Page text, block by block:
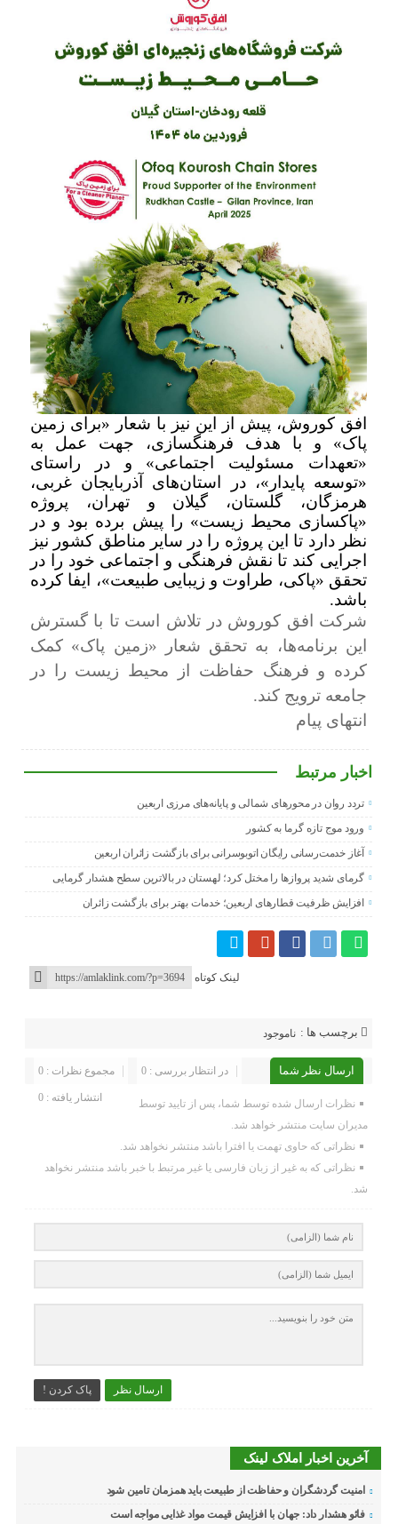
افق کوروش، پیش از این نیز با شعار «برای زمین
پاک» و
با هدف فرهنگسازی، جهت عمل
به
«تعهدات مسئولیت اجتماعی» و در راستای
«توسعه پایدار»، در استان‌های آذربایجان غربی،
هرمزگان، گلستان، گیلان و تهران، پروژه
«پاکسازی محیط زیست» را پیش برده بود و در
نظر دارد تا این پروژه را در سایر مناطق کشور نیز
اجرایی کند تا نقش فرهنگی و اجتماعی خود را در
تحقق «پاکی، طراوت و زیبایی طبیعت»، ایفا کرده
باشد.
شرکت افق کوروش در تلاش است تا با گسترش
این برنامه‌ها، به تحقق شعار «زمین پاک» کمک
کرده و فرهنگ حفاظت از محیط زیست را در
جامعه ترویج کند.
انتهای پیام
اخبار مرتبط
تردد روان در محورهای شمالی و پایانه‌های مرزی اربعین
ورود موج تازه گرما به کشور
آغاز خدمت‌رسانی رایگان اتوبوسرانی برای بازگشت زائران اربعین
گرمای شدید پروازها را مختل کرد؛ لهستان در بالاترین سطح هشدار گرمایی
افزایش ظرفیت قطارهای اربعین؛ خدمات بهتر برای بازگشت زائران
لینک کوتاه
برچسب ها : ناموجود
ارسال نظر شما مجموع نظرات : 0 در انتظار بررسی : 0
انتشار یافته : 0
نظرات ارسال شده توسط شما، پس از تایید توسط
مدیران سایت منتشر خواهد شد.
نظراتی که حاوی تهمت یا افترا باشد منتشر نخواهد شد.
نظراتی که به غیر از زبان فارسی یا غیر مرتبط با خبر باشد منتشر نخواهد
شد.
ارسال نظر پاک کردن !
آخرین اخبار املاک لینک
امنیت گردشگران و حفاظت از طبیعت باید همزمان تامین شود
فائو هشدار داد: جهان با افزایش قیمت مواد غذایی مواجه است